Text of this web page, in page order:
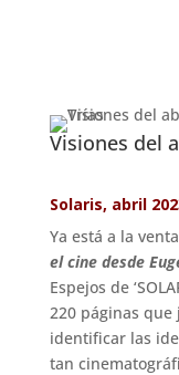
Visiones del
Solaris, abril
Ya está a la
el cine desde
Espejos de
220 páginas
identificar las
tan